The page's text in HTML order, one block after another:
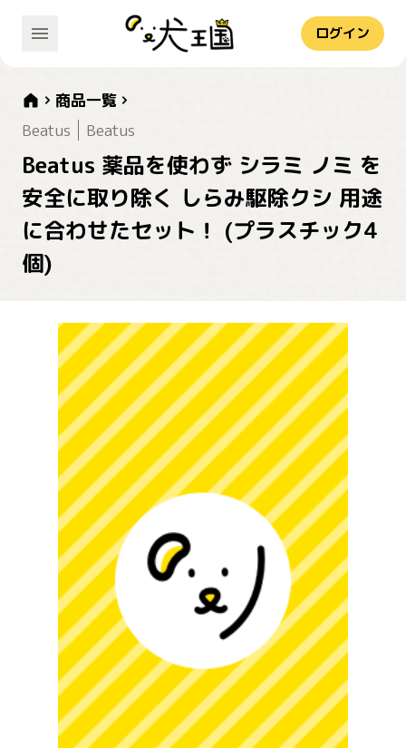
ログイン
商品一覧
Beatus
Beatus
Beatus 薬品を使わず シラミ ノミ を
安全に取り除く しらみ駆除クシ 用途
に合わせたセット！ (プラスチック4
個)